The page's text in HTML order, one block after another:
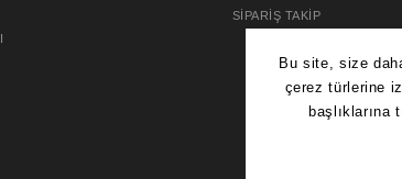
SİPARİŞ TAKİP